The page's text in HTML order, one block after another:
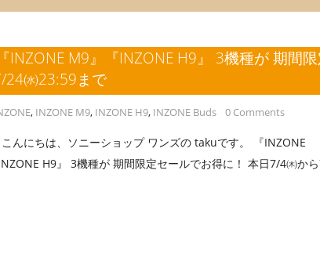
INZONE M9』『INZONE H9』 3機種が 期間
24㈬23:59まで
, INZONE M9, INZONE H9, INZONE Buds 0 Comments
にちは、ソニーショップ ワンズの takuです。 『INZONE
H9』 3機種が 期間限定セールでお得に！ 本日7/4㈭か